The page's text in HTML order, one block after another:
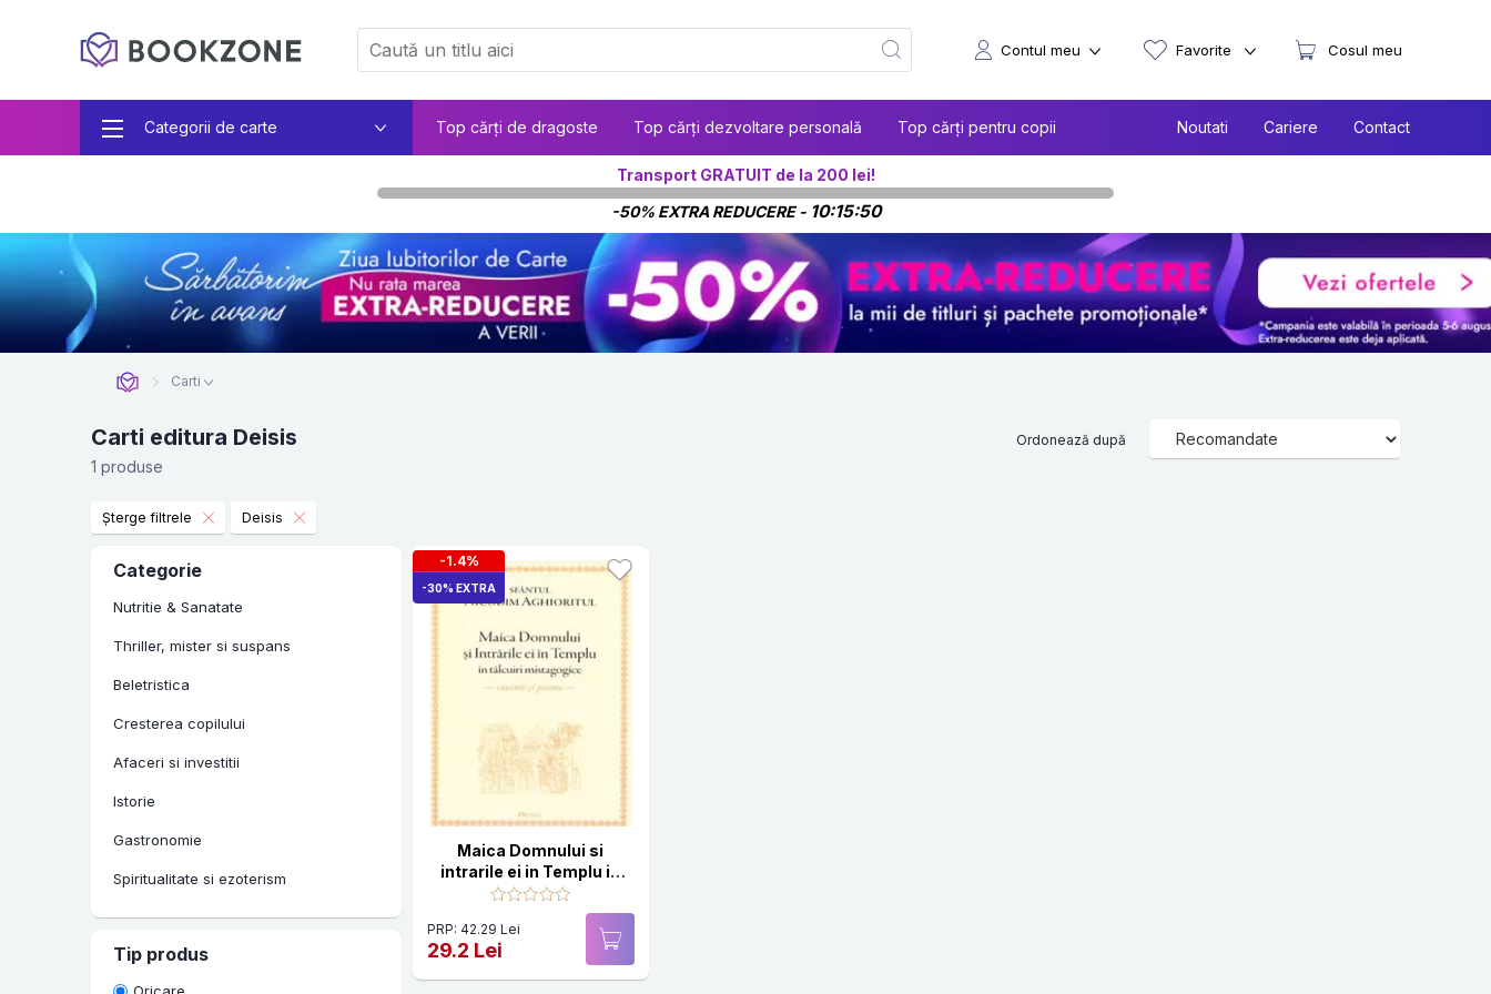
Categorii de carte Top cărți de dragoste Top cărți dezvoltare personală Top cărți pentru copii Noutati Cariere Contact
Contul meu Favorite Cosul meu
Transport GRATUIT de la 200 lei!
-50% EXTRA REDUCERE - 10:15:50
Carti
Carti editura Deisis
1 produse
Ordonează după
Șterge filtrele Deisis
Categorie
Nutritie & Sanatate
Thriller, mister si suspans
Beletristica
Cresterea copilului
Afaceri si investitii
Istorie
Gastronomie
Spiritualitate si ezoterism
Manuale scolare si auxiliare
Carti in limbi straine
Tip produs
-1.4%
-30% EXTRA
Maica Domnului si
intrarile ei in Templu in
talcuiri mistagogice
PRP: 42.29 Lei
29.2 Lei